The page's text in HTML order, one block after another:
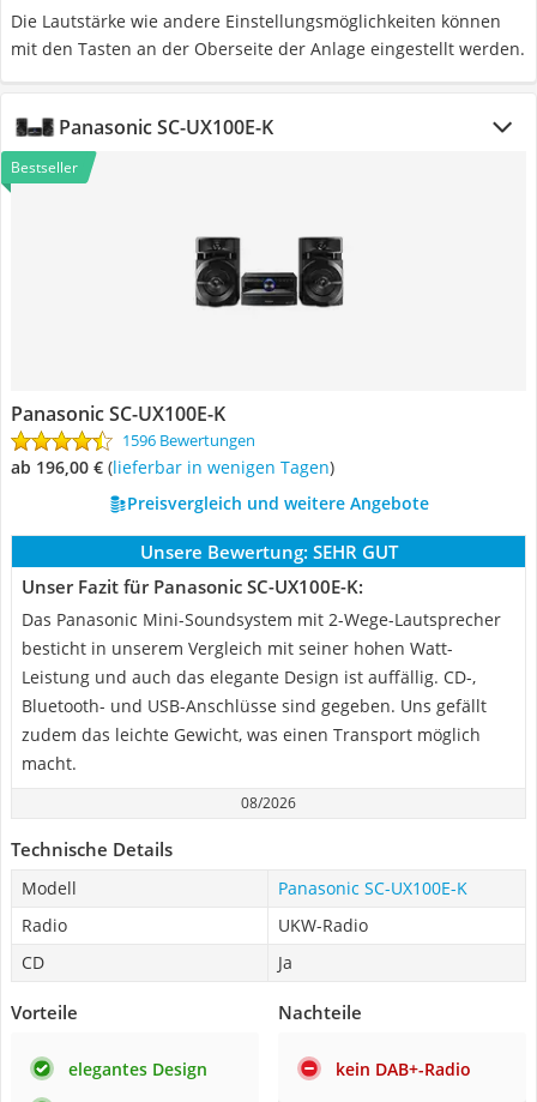
Die Lautstärke wie andere Einstellungsmöglichkeiten können
mit den Tasten an der Oberseite der Anlage eingestellt werden.
Panasonic SC-UX100E-K
Bestseller
Panasonic SC-UX100E-K
1596 Bewertungen
ab 196,00 € ( Lieferbar in wenigen Tagen)
Preisvergleich und weitere Angebote
Unsere Bewertung: SEHR GUT
Unser Fazit für Panasonic SC-UX100E-K:
Das Panasonic Mini-Soundsystem mit 2-Wege-Lautsprecher
besticht in unserem Vergleich mit seiner hohen Watt-
Leistung und auch das elegante Design ist auffällig. CD-,
Bluetooth- und USB-Anschlüsse sind gegeben. Uns gefällt
zudem das leichte Gewicht, was einen Transport möglich
macht.
08/2026
Technische Details
Modell
Panasonic SC-UX100E-K
Radio
UKW-Radio
CD
Ja
Vorteile
elegantes Design
Nachteile
kein DAB+-Radio